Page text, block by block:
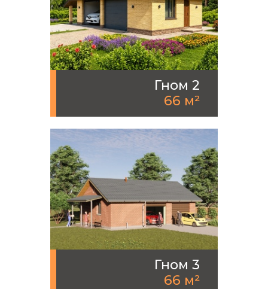
Гном 2
66 м²
Гном 3
66 м²